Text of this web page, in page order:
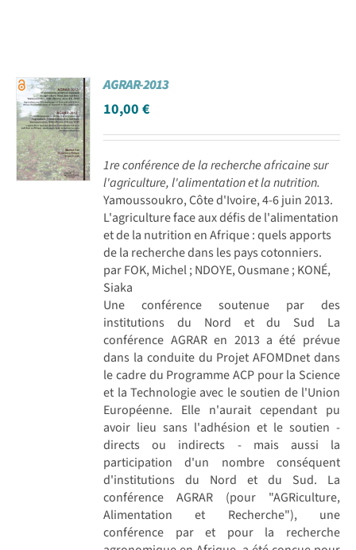
AGRAR-2013
10,00€
1re conférence de la recherche africaine sur
l'agriculture, l'alimentation et la nutrition.
Yamoussoukro, Côte d'Ivoire, 4-6 juin 2013.
L'agriculture face aux défis de l'alimentation
et de la nutrition en Afrique : quels apports
de la recherche dans les pays cotonniers.
par FOK, Michel ; NDOYE, Ousmane ; KONÉ,
Siaka
Une conférence soutenue par des
institutions du Nord et du Sud La
conférence AGRAR en 2013 a été prévue
dans la conduite du Projet AFOMDnet dans
le cadre du Programme ACP pour la Science
et la Technologie avec le soutien de l'Union
Européenne. Elle n'aurait cependant pu
avoir lieu sans l'adhésion et le soutien -
directs ou indirects - mais aussi la
participation d'un nombre conséquent
d'institutions du Nord et du Sud. La
conférence AGRAR (pour "AGRiculture,
Alimentation et Recherche"), une
conférence par et pour la recherche